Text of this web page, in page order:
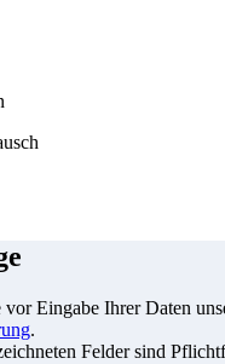
vor Eingabe Ihrer Daten
.
Felder sind